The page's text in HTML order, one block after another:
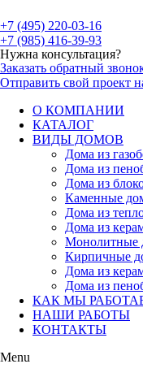
+7 (495) 220-03-16
+7 (985) 416-39-93
Нужна консультация?
Заказать обратный
Отправить свой проект
О КОМПАНИИ
КАТАЛОГ
ВИДЫ ДОМОВ
Дома из
Дома из
Дома из
Каменные
Дома из
Дома из
Монолитные
Кирпичные
Дома из
Дома из
КАК МЫ
НАШИ РАБОТЫ
КОНТАКТЫ
Menu